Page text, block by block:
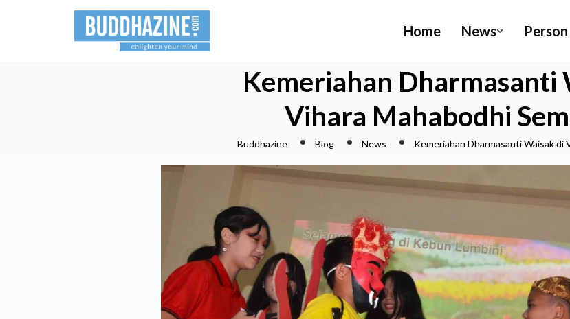
Home News Person
Kemeriahan Dharmasanti
Vihara Mahabodhi
Buddhazine Blog News Kemeriahan Dharmasanti Waisak di